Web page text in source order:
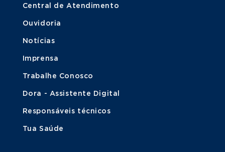
Central de Atendimento
Ouvidoria
Notícias
Imprensa
Trabalhe Conosco
Dora - Assistente Digital
Responsáveis técnicos
Tua Saúde